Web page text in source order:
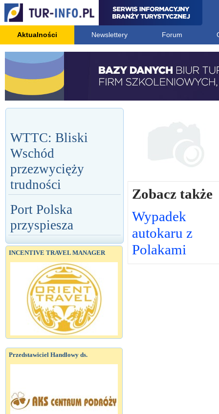
Aktualności Newslettery Forum
WTTC: Bliski
Wschód
przezwycięży
trudności
Port Polska
przyspiesza
INCENTIVE TRAVEL MANAGER
Przedstawiciel Handlowy ds.
Zobacz także
Wypadek
autokaru z
Polakami